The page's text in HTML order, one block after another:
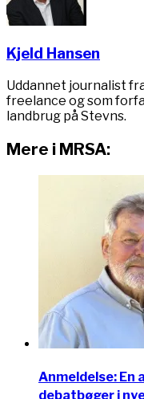
Kjeld Hansen
Uddannet journalist
freelance og som
landbrug på Stevns.
Mere i MRSA:
Anmeldelse: En
debatbøger i